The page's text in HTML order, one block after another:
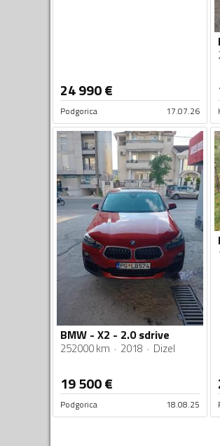
24 990€
Podgorica 17.07.26
BMW - X2 - 2.0 sdrive
252000 km 2018 Dizel
19 500€
Podgorica 18.08.25